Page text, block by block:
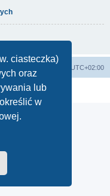
ciasteczka)
oraz
lub
w
UTC+02:00
© phpBB Limited